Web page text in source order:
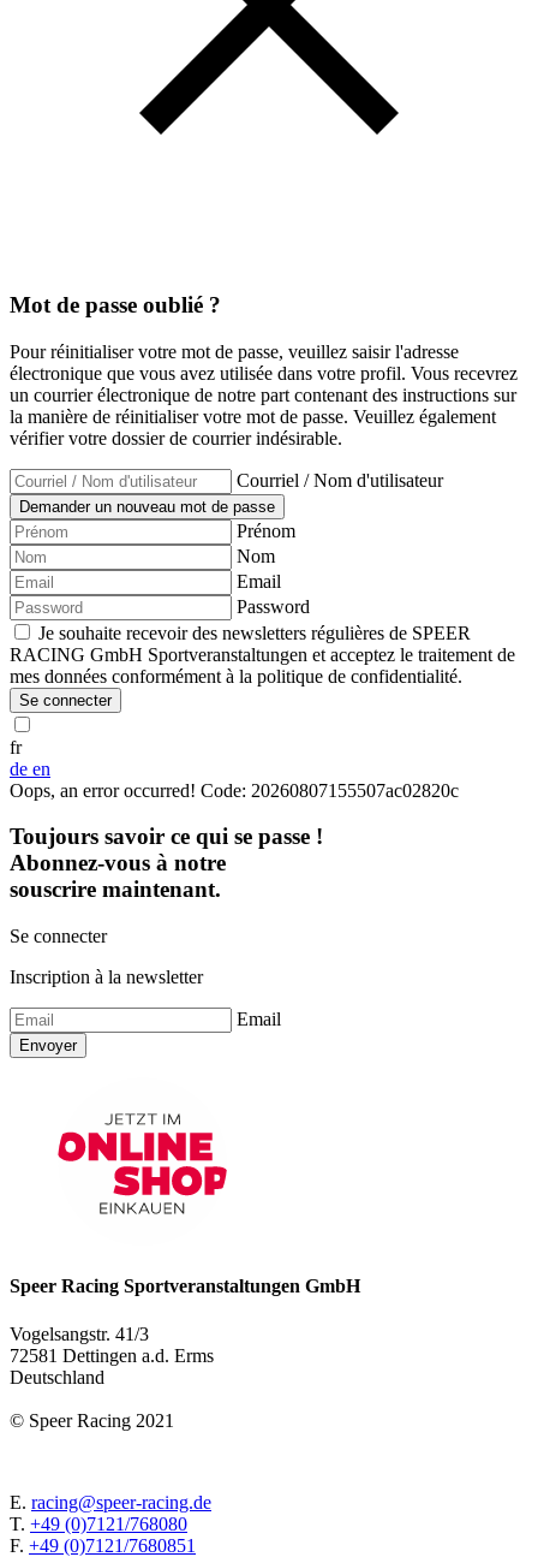
Mot de passe oublié ?
Pour réinitialiser votre mot de passe, veuillez saisir l'adresse
électronique que vous avez utilisée dans votre profil. Vous recevrez
un courrier électronique de notre part contenant des instructions sur
la manière de réinitialiser votre mot de passe. Veuillez également
vérifier votre dossier de courrier indésirable.
Courriel / Nom d'utilisateur
Prénom
Nom
Email
Password
Je souhaite recevoir des newsletters régulières de SPEER
RACING GmbH Sportveranstaltungen et acceptez le traitement de
mes données conformément à la politique de confidentialité.
Se connecter
fr
de en
Oops, an error occurred! Code: 20260807155507ac02820c
Toujours savoir ce qui se passe !
Abonnez-vous à notre
souscrire maintenant.
Se connecter
Inscription à la newsletter
Email
Envoyer
Speer Racing Sportveranstaltungen GmbH
Vogelsangstr. 41/3
72581 Dettingen a.d. Erms
Deutschland
© Speer Racing 2021
E. racing@speer-racing.de
T. +49 (0)7121/768080
F. +49 (0)7121/7680851